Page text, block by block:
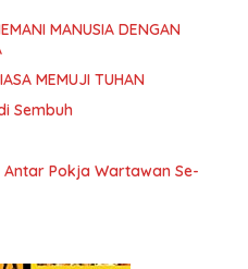
MANUSIA DENGAN
MEMUJI TUHAN
Sembuh
Antar Pokja Wartawan Se-